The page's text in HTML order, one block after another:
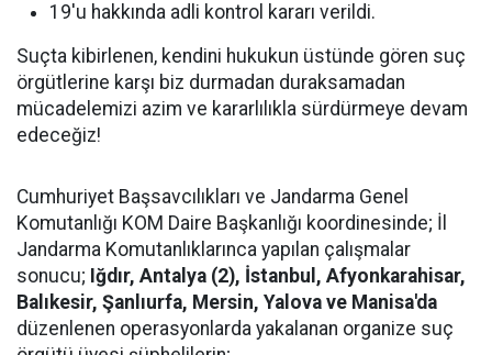
19'u hakkında adli kontrol kararı verildi.
Suçta kibirlenen, kendini hukukun üstünde gören suç
örgütlerine karşı biz durmadan duraksamadan
mücadelemizi azim ve kararlılıkla sürdürmeye devam
edeceğiz!
Cumhuriyet Başsavcılıkları ve Jandarma Genel
Komutanlığı KOM Daire Başkanlığı koordinesinde; İl
Jandarma Komutanlıklarınca yapılan çalışmalar
sonucu; Iğdır, Antalya (2), İstanbul, Afyonkarahisar,
Balıkesir, Şanlıurfa, Mersin, Yalova ve Manisa'da
düzenlenen operasyonlarda yakalanan organize suç